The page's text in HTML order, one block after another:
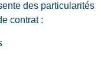
des particularités
contrat :